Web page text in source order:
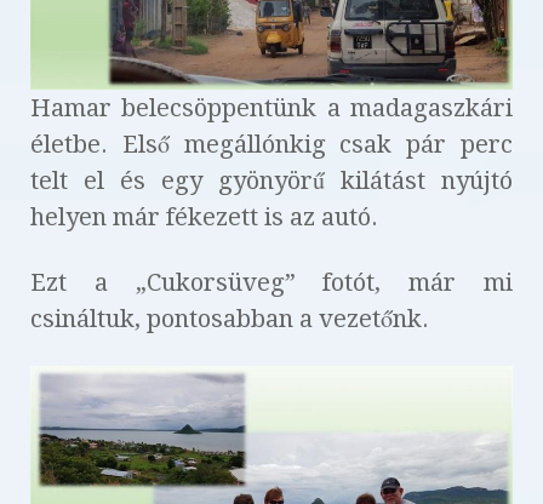
Hamar belecsöppentünk a madagaszkári
életbe. Első megállónkig csak pár perc
telt el és egy gyönyörű kilátást nyújtó
helyen már fékezett is az autó.
Ezt a „Cukorsüveg” fotót, már mi
csináltuk, pontosabban a vezetőnk.